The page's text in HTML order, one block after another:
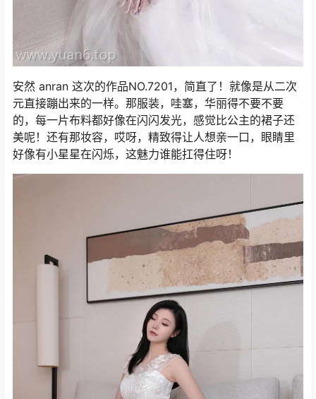
安然 anran 这次的作品NO.7201，简直了！就像是从二次
元直接蹦出来的一样。那服装，哇塞，华丽得不要不要
的，每一片布料都好像在闪闪发光，感觉比公主的裙子还
美呢！还有那妆容，哎呀，精致得让人想亲一口，眼睛里
好像有小星星在闪烁，这魅力谁能扛得住呀！